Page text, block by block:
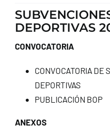
TURISMO
DEPORTIVAS
CONVOCATORIA
CONVOCATORIA DE
DEPORTIVAS
PUBLICACIÓN BOP
ANEXOS